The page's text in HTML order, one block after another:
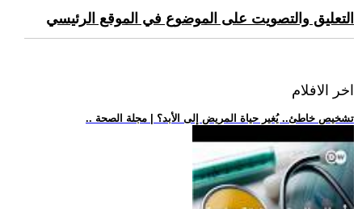
التعليق والتصويت على الموضوع في الموقع الرئيسي
اخر الافلام
.. تشخيص خاطئ.. يُغير حياة المريض إلى الأبد؟ | مجلة الصحة